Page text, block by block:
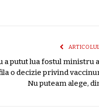
a putut lua fostul ministru
o decizie privind
Nu puteam alege,